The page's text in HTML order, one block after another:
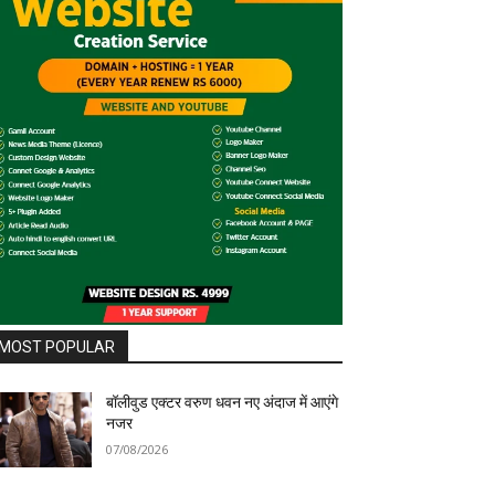
POPULAR
बॉलीवुड एक्टर वरुण धवन नए अंदाज में आएंगे
नजर
07/08/2026